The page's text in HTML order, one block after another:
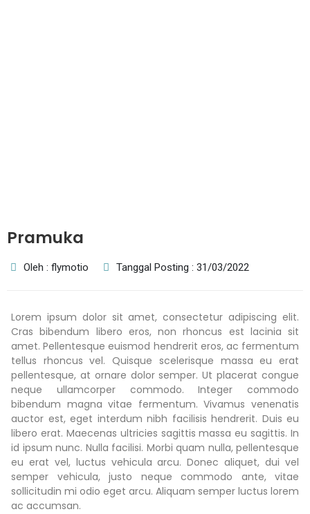
Pramuka
Oleh : flymotio Tanggal Posting : 31/03/2022
Lorem ipsum dolor sit amet, consectetur adipiscing elit.
Cras bibendum libero eros, non rhoncus est lacinia sit
amet. Pellentesque euismod hendrerit eros, ac fermentum
tellus rhoncus vel. Quisque scelerisque massa eu erat
pellentesque, at ornare dolor semper. Ut placerat congue
neque ullamcorper commodo. Integer commodo
bibendum magna vitae fermentum. Vivamus venenatis
auctor est, eget interdum nibh facilisis hendrerit. Duis eu
libero erat. Maecenas ultricies sagittis massa eu sagittis. In
id ipsum nunc. Nulla facilisi. Morbi quam nulla, pellentesque
eu erat vel, luctus vehicula arcu. Donec aliquet, dui vel
semper vehicula, justo neque commodo ante, vitae
sollicitudin mi odio eget arcu. Aliquam semper luctus lorem
ac accumsan.